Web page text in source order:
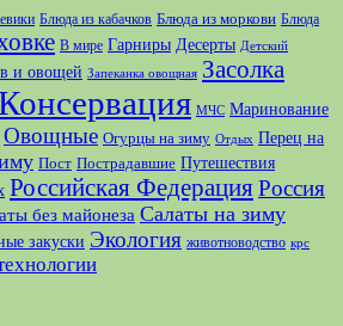
Блюда из кабачков Блюда из моркови Блюда
В мире Гарниры Десерты Детский
и овощей Запеканка овощная Засолка
МЧС Маринование
Овощные Огурцы на зиму Отдых Перец на
Пост Пострадавшие Путешествия
Российская ФедерацияРоссия
без майонеза Салаты на зиму
закуски Экология животноводство крс